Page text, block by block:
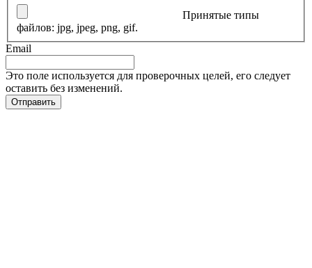
Принятые типы
файлов: jpg, jpeg, png, gif.
Email
Это поле используется для проверочных целей, его следует
оставить без изменений.